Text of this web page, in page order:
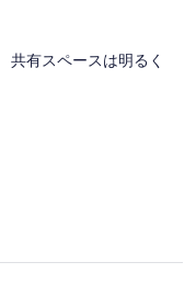
共有スペースは明るく